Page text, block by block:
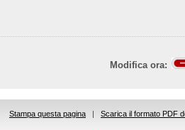
Modifica ora:
Stampa questa pagina | Scarica il formato PDF